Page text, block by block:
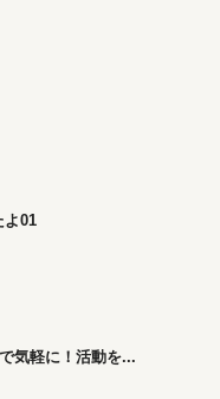
よ01
気軽に！活動を...